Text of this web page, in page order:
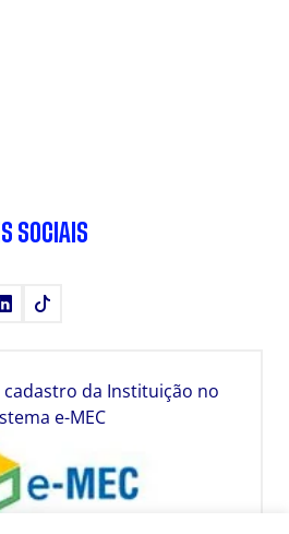
SOCIAIS
LinkedIn
da Instituição no
e-MEC